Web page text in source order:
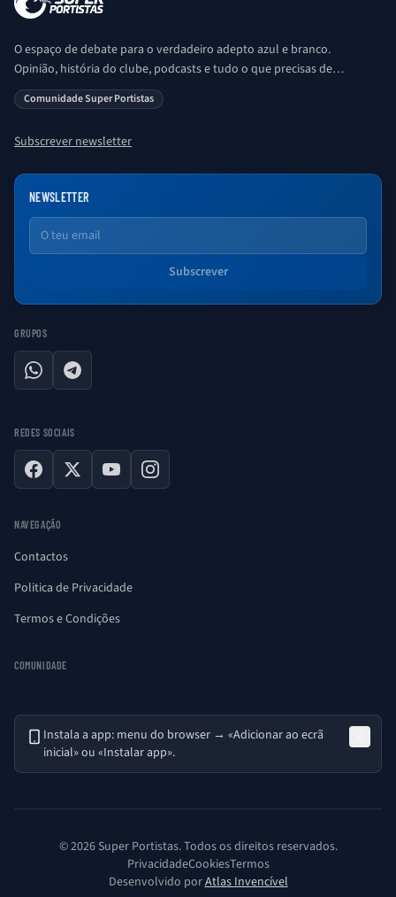
O espaço de debate para o verdadeiro adepto azul e branco.
Opinião, história do clube, podcasts e tudo o que precisas de
saber sobre o universo Porto. Ser Porto é aqui!
Comunidade Super Portistas
Subscrever newsletter
NEWSLETTER
Email
Subscrever
GRUPOS
WhatsAppTelegram
REDES SOCIAIS
Facebook
X YouTubeInstagram
NAVEGAÇÃO
Contactos
Politica de Privacidade
Termos e Condições
COMUNIDADE
Instala a app: menu do browser → «Adicionar ao ecrã
inicial» ou «Instalar app».
© 2026 Super Portistas. Todos os direitos reservados.
PrivacidadeCookiesTermos
Desenvolvido porAtlas Invencível